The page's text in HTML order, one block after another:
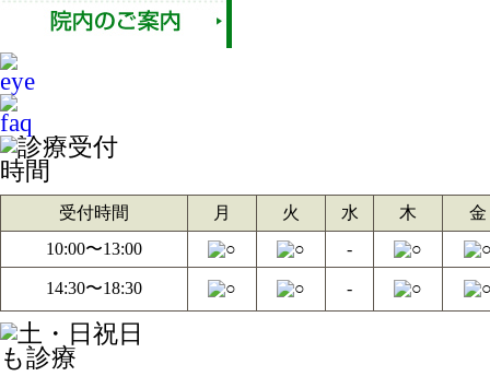
受付時間 月 火 水 木
金
10:00〜13:00
-
14:30〜18:30 -